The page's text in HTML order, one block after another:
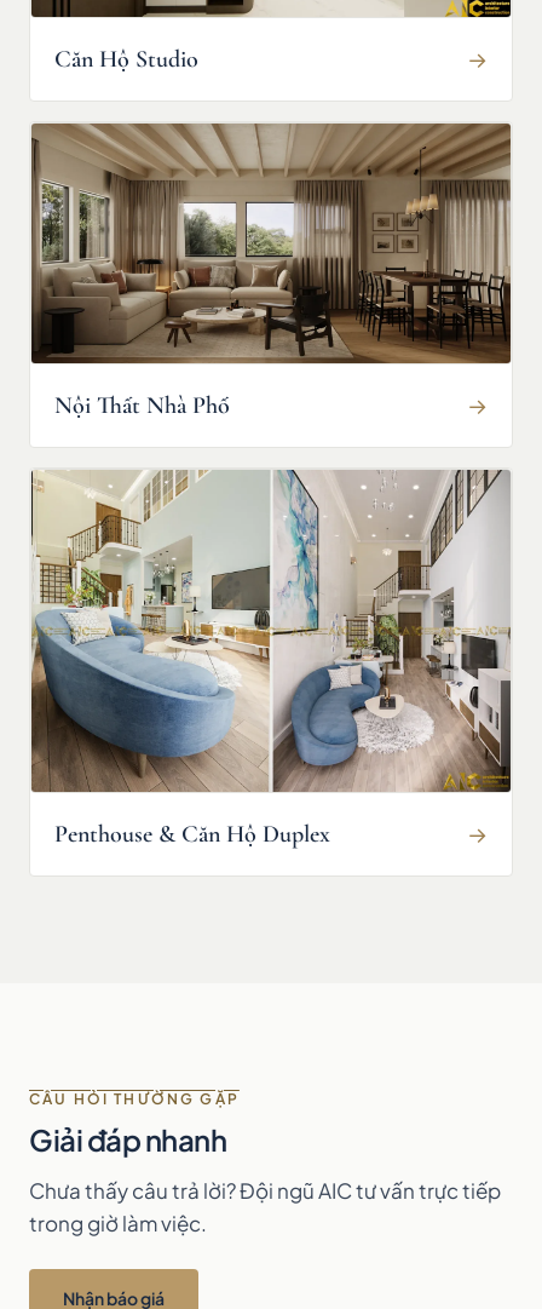
Căn Hộ Studio →
Nội Thất Nhà Phố →
Penthouse & Căn Hộ Duplex →
CÂU HỎI THƯỜNG GẶP
Giải đáp nhanh
Chưa thấy câu trả lời? Đội ngũ AIC tư vấn trực tiếp
trong giờ làm việc.
Nhận báo giá